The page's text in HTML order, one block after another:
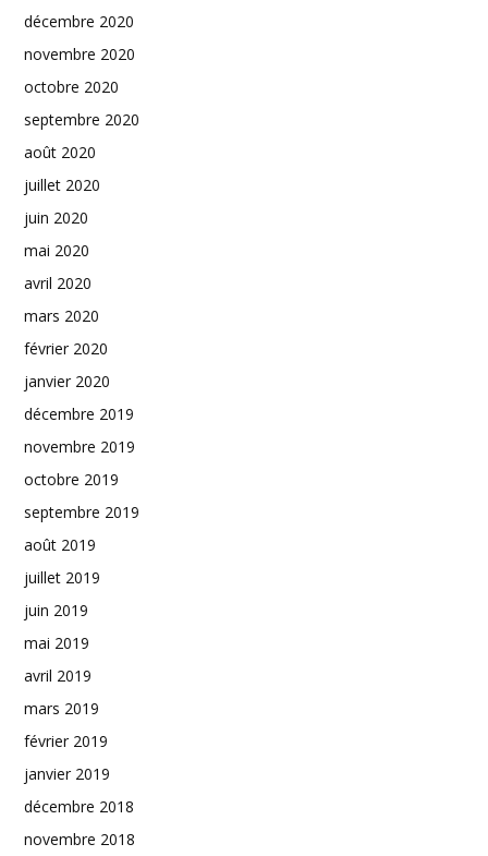
décembre 2020
novembre 2020
octobre 2020
septembre 2020
août 2020
juillet 2020
juin 2020
mai 2020
avril 2020
mars 2020
février 2020
janvier 2020
décembre 2019
novembre 2019
octobre 2019
septembre 2019
août 2019
juillet 2019
juin 2019
mai 2019
avril 2019
mars 2019
février 2019
janvier 2019
décembre 2018
novembre 2018